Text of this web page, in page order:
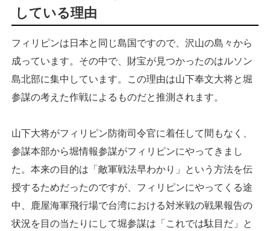
している理由
フィリピンは日本と同じ島国ですので、沢山の島々から
成っています。その中で、財宝が見つかったのはルソン
島北部に集中しています。この理由は山下奉文大将と堀
参謀の考えた作戦によるものだと推測されます。
山下大将がフィリピン防衛司令官に着任して間もなく、
参謀本部から堀情報参謀がフィリピンにやってきまし
た。本来の目的は「敵軍戦法早わかり」という方法を伝
授するためだったのですが、フィリピンにやってくる途
中、鹿屋海軍飛行場で台湾における対米戦の戦果報告の
状況を目の当たりにして堀参謀は「これでは駄目だ」と